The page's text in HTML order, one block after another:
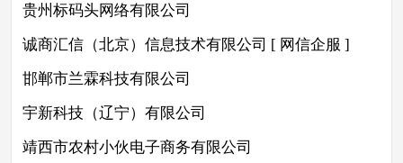
贵州标码头网络有限公司
诚商汇信（北京）信息技术有限公司 [ 网信企服 ]
邯郸市兰霖科技有限公司
宇新科技（辽宁）有限公司
靖西市农村小伙电子商务有限公司